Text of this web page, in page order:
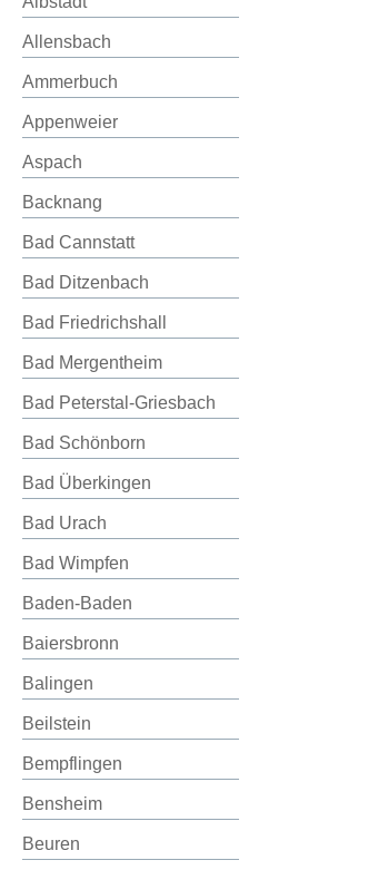
Allensbach
Ammerbuch
Appenweier
Aspach
Backnang
Bad Cannstatt
Bad Ditzenbach
Bad Friedrichshall
Bad Mergentheim
Bad Peterstal-Griesbach
Bad Schönborn
Bad Überkingen
Bad Urach
Bad Wimpfen
Baden-Baden
Baiersbronn
Balingen
Beilstein
Bempflingen
Bensheim
Beuren